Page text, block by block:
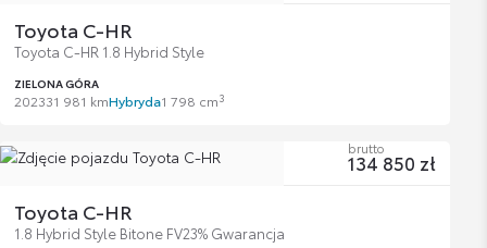
Toyota C-HR
Toyota C-HR 1.8 Hybrid Style
ZIELONA GÓRA
202331 981 kmHybryda1 798 cm3
Toyota C-HR
1.8 Hybrid Style Bitone FV23% Gwarancja
brutto
134 850 zł